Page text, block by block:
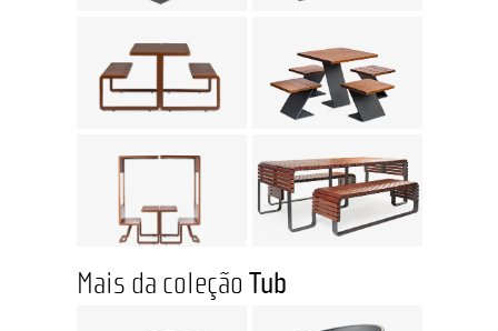
Mais da coleção Tub